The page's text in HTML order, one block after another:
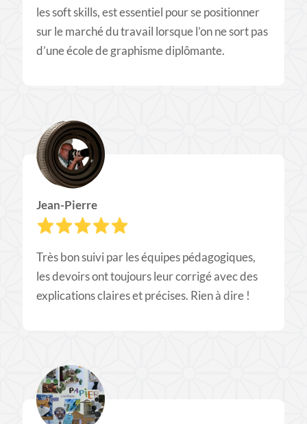
les soft skills, est essentiel pour se positionner
sur le marché du travail lorsque l’on ne sort pas
d’une école de graphisme diplômante.
Jean-Pierre
Très bon suivi par les équipes pédagogiques,
les devoirs ont toujours leur corrigé avec des
explications claires et précises. Rien à dire !